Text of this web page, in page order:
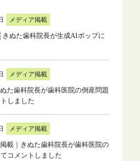
メディア掲載
きぬた歯科院長が生成AIポップに
メディア掲載
た歯科院長が歯科医院の倒産問題
しました
メディア掲載
載｜きぬた歯科院長が歯科医院の
コメントしました